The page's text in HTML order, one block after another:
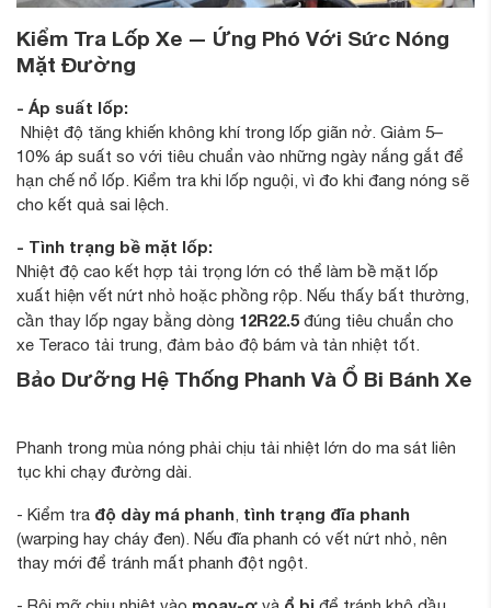
Kiểm Tra Lốp Xe — Ứng Phó Với Sức Nóng
Mặt Đường
- Áp suất lốp:
Nhiệt độ tăng khiến không khí trong lốp giãn nở. Giảm 5–
10% áp suất so với tiêu chuẩn vào những ngày nắng gắt để
hạn chế nổ lốp. Kiểm tra khi lốp nguội, vì đo khi đang nóng sẽ
cho kết quả sai lệch.
- Tình trạng bề mặt lốp:
Nhiệt độ cao kết hợp tải trọng lớn có thể làm bề mặt lốp
xuất hiện vết nứt nhỏ hoặc phồng rộp. Nếu thấy bất thường,
cần thay lốp ngay bằng dòng 12R22.5 đúng tiêu chuẩn cho
xe Teraco tải trung, đảm bảo độ bám và tản nhiệt tốt.
Bảo Dưỡng Hệ Thống Phanh Và Ổ Bi Bánh Xe
Phanh trong mùa nóng phải chịu tải nhiệt lớn do ma sát liên
tục khi chạy đường dài.
- Kiểm tra độ dày má phanh, tình trạng đĩa phanh
(warping hay cháy đen). Nếu đĩa phanh có vết nứt nhỏ, nên
thay mới để tránh mất phanh đột ngột.